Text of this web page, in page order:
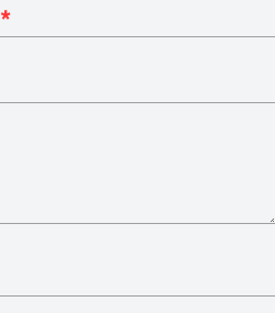
*